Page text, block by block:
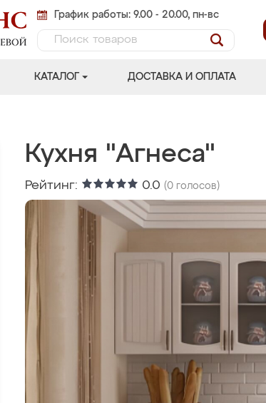
График работы: 9.00 - 20.00, пн-вс
КАТАЛОГ ДОСТАВКА И ОПЛАТА
Кухня "Агнеса"
Рейтинг: 0.0 (0 голосов)